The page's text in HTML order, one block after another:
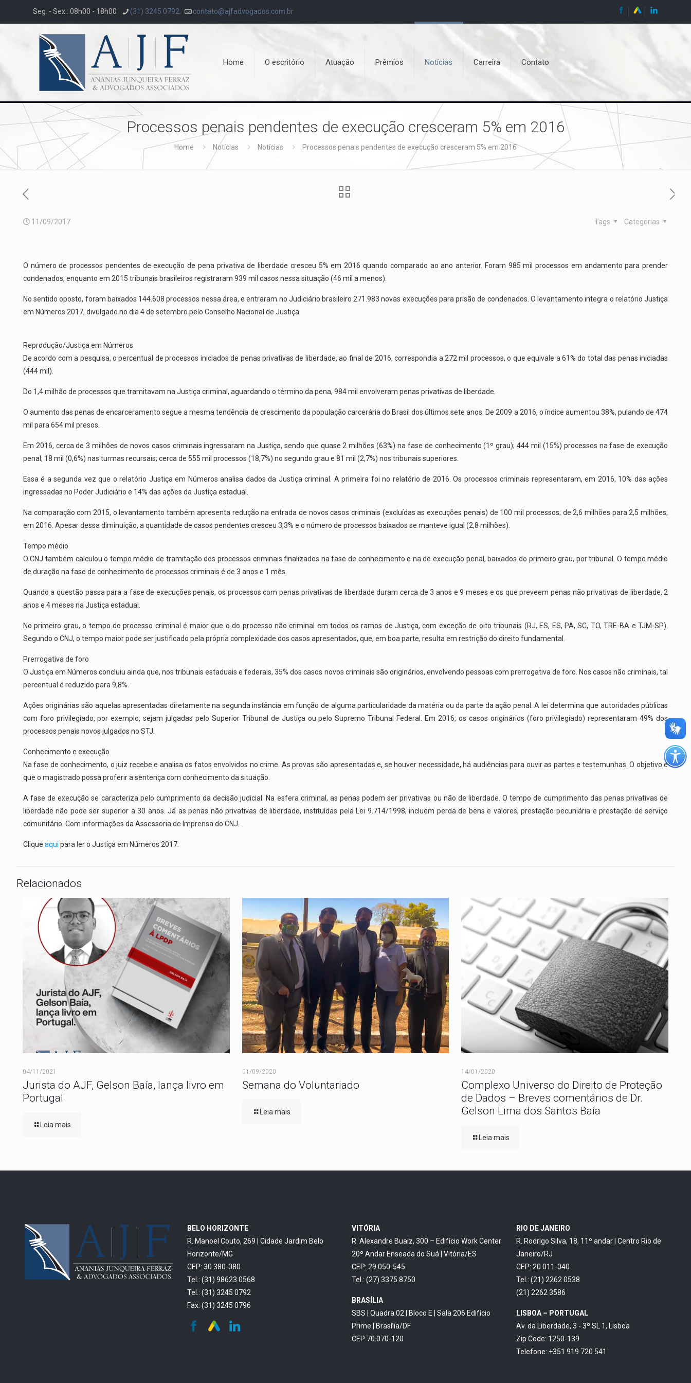
Seg. - Sex.: 08h00 - 18h00 (31) 3245 0792 contato@ajfadvogados.com.br
Home O escritório Atuação Prêmios Notícias Carreira Contato
Processos penais pendentes de execução cresceram 5% em 2016
Home Notícias Notícias Processos penais pendentes de execução cresceram 5% em 2016
11/09/2017 Categorias
Tags
O número de processos pendentes de execução de pena privativa de liberdade cresceu 5% em 2016 quando comparado ao ano anterior. Foram 985 mil processos em andamento para prender
condenados, enquanto em 2015 tribunais brasileiros registraram 939 mil casos nessa situação (46 mil a menos).
No sentido oposto, foram baixados 144.608 processos nessa área, e entraram no Judiciário brasileiro 271.983 novas execuções para prisão de condenados. O levantamento integra o relatório Justiça
em Números 2017, divulgado no dia 4 de setembro pelo Conselho Nacional de Justiça.
Reprodução/Justiça em Números
De acordo com a pesquisa, o percentual de processos iniciados de penas privativas de liberdade, ao final de 2016, correspondia a 272 mil processos, o que equivale a 61% do total das penas iniciadas
(444 mil).
Do 1,4 milhão de processos que tramitavam na Justiça criminal, aguardando o término da pena, 984 mil envolveram penas privativas de liberdade.
O aumento das penas de encarceramento segue a mesma tendência de crescimento da população carcerária do Brasil dos últimos sete anos. De 2009 a 2016, o índice aumentou 38%, pulando de 474
mil para 654 mil presos.
Em 2016, cerca de 3 milhões de novos casos criminais ingressaram na Justiça, sendo que quase 2 milhões (63%) na fase de conhecimento (1º grau); 444 mil (15%) processos na fase de execução
penal; 18 mil (0,6%) nas turmas recursais; cerca de 555 mil processos (18,7%) no segundo grau e 81 mil (2,7%) nos tribunais superiores.
Essa é a segunda vez que o relatório Justiça em Números analisa dados da Justiça criminal. A primeira foi no relatório de 2016. Os processos criminais representaram, em 2016, 10% das ações
ingressadas no Poder Judiciário e 14% das ações da Justiça estadual.
Na comparação com 2015, o levantamento também apresenta redução na entrada de novos casos criminais (excluídas as execuções penais) de 100 mil processos; de 2,6 milhões para 2,5 milhões,
em 2016. Apesar dessa diminuição, a quantidade de casos pendentes cresceu 3,3% e o número de processos baixados se manteve igual (2,8 milhões).
Tempo médio
O CNJ também calculou o tempo médio de tramitação dos processos criminais finalizados na fase de conhecimento e na de execução penal, baixados do primeiro grau, por tribunal. O tempo médio
de duração na fase de conhecimento de processos criminais é de 3 anos e 1 mês.
Quando a questão passa para a fase de execuções penais, os processos com penas privativas de liberdade duram cerca de 3 anos e 9 meses e os que preveem penas não privativas de liberdade, 2
anos e 4 meses na Justiça estadual.
No primeiro grau, o tempo do processo criminal é maior que o do processo não criminal em todos os ramos de Justiça, com exceção de oito tribunais (RJ, ES, ES, PA, SC, TO, TRE-BA e TJM-SP).
Segundo o CNJ, o tempo maior pode ser justificado pela própria complexidade dos casos apresentados, que, em boa parte, resulta em restrição do direito fundamental.
Prerrogativa de foro
O Justiça em Números concluiu ainda que, nos tribunais estaduais e federais, 35% dos casos novos criminais são originários, envolvendo pessoas com prerrogativa de foro. Nos casos não criminais, tal
percentual é reduzido para 9,8%.
Ações originárias são aquelas apresentadas diretamente na segunda instância em função de alguma particularidade da matéria ou da parte da ação penal. A lei determina que autoridades públicas
com foro privilegiado, por exemplo, sejam julgadas pelo Superior Tribunal de Justiça ou pelo Supremo Tribunal Federal. Em 2016, os casos originários (foro privilegiado) representaram 49% dos
processos penais novos julgados no STJ.
Conhecimento e execução
Na fase de conhecimento, o juiz recebe e analisa os fatos envolvidos no crime. As provas são apresentadas e, se houver necessidade, há audiências para ouvir as partes e testemunhas. O objetivo é
que o magistrado possa proferir a sentença com conhecimento da situação.
A fase de execução se caracteriza pelo cumprimento da decisão judicial. Na esfera criminal, as penas podem ser privativas ou não de liberdade. O tempo de cumprimento das penas privativas de
liberdade não pode ser superior a 30 anos. Já as penas não privativas de liberdade, instituídas pela Lei 9.714/1998, incluem perda de bens e valores, prestação pecuniária e prestação de serviço
comunitário. Com informações da Assessoria de Imprensa do CNJ.
Clique aqui para ler o Justiça em Números 2017.
Relacionados
04/11/2021
Jurista do AJF, Gelson Baía, lança livro em
Portugal
Leia mais
01/09/2020
Semana do Voluntariado
Leia mais
14/01/2020
Complexo Universo do Direito de Proteção
de Dados – Breves comentários de Dr.
Gelson Lima dos Santos Baía
Leia mais
BELO HORIZONTE
R. Manoel Couto, 269 | Cidade Jardim Belo
Horizonte/MG
CEP: 30.380-080
Tel.: (31) 98623 0568
Tel.: (31) 3245 0792
Fax: (31) 3245 0796
VITÓRIA
R. Alexandre Buaiz, 300 – Edifício Work Center
20º Andar Enseada do Suá | Vitória/ES
CEP: 29.050-545
Tel.: (27) 3375 8750
BRASÍLIA
SBS | Quadra 02 | Bloco E | Sala 206 Edifício
Prime | Brasília/DF
CEP 70.070-120
RIO DE JANEIRO
R. Rodrigo Silva, 18, 11º andar | Centro Rio de
Janeiro/RJ
CEP: 20.011-040
Tel.: (21) 2262 0538
(21) 2262 3586
LISBOA – PORTUGAL
Av. da Liberdade, 3 - 3º SL 1, Lisboa
Zip Code: 1250-139
Telefone: +351 919 720 541